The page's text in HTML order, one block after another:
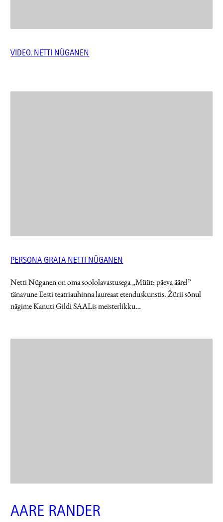
VIDEO. NETTI NÜGANEN
PERSONA GRATA NETTI NÜGANEN
Netti Nüganen on oma soololavastusega „Müüt: päeva äärel”
tänavune Eesti teatriauhinna laureaat etenduskunstis. Žürii sõnul
nägime Kanuti Gildi SAALis meisterlikku…
AARE RANDER